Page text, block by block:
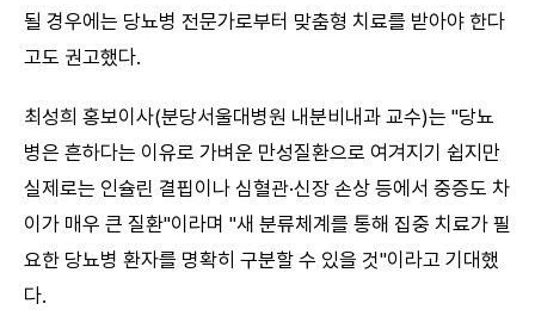
될 경우에는 당뇨병 전문가로부터 맞춤형 치료를 받아야 한다
고도 권고했다.
최성희 홍보이사(분당서울대병원 내분비내과 교수)는 "당뇨
병은 흔하다는 이유로 가벼운 만성질환으로 여겨지기 쉽지만
실제로는 인슐린 결핍이나 심혈관·신장 손상 등에서 중증도 차
이가 매우 큰 질환"이라며 "새 분류체계를 통해 집중 치료가 필
요한 당뇨병 환자를 명확히 구분할 수 있을 것"이라고 기대했
다.